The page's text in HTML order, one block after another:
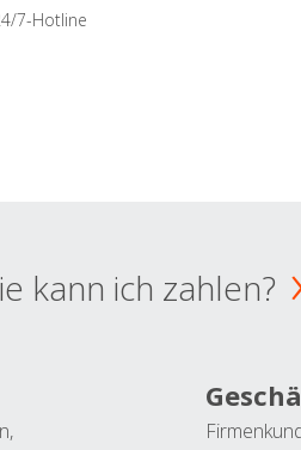
7-Hotline
kann ich zahlen?